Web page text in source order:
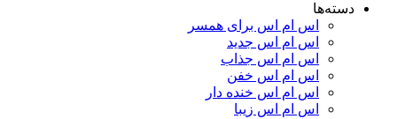
دسته‌ها
اس ام اس برای همسر
اس ام اس جدید
اس ام اس جذاب
اس ام اس خفن
اس ام اس خنده دار
اس ام اس زیبا